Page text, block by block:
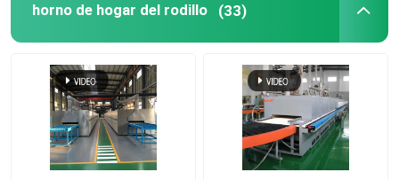
horno de la correa de la malla
Horno encajonado
horno de tubo
horno de hogar del rodillo (33)